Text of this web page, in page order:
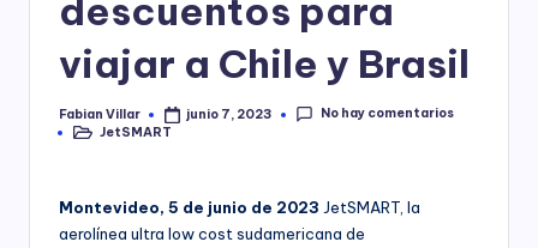
descuentos para
viajar a Chile y Brasil
Publicado
por
Fabian Villar junio 7, 2023
No hay comentarios
Publicado
JetSMART
Montevideo, 5 de junio de 2023 JetSMART, la
aerolínea ultra low cost sudamericana de